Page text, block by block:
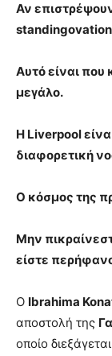
Αν
Αυτό είναι που
μεγάλο.
Η Liverpool
διαφορετική
Ο κόσμος της
Μην
είστε
Ο Ibrahima
αποστολή της
οποίο